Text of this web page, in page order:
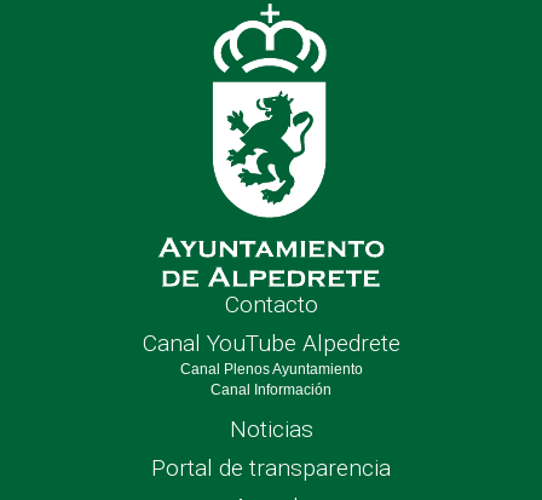
Contacto
Canal YouTube Alpedrete
Canal Plenos Ayuntamiento
Canal Información
Noticias
Portal de transparencia